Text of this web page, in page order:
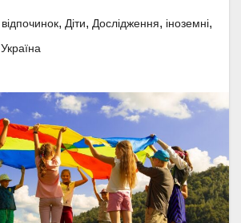
відпочинок, Діти, Дослідження, іноземні,
Україна